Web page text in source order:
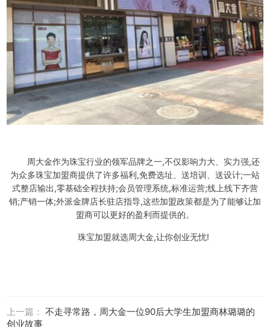
周大金作为珠宝行业的领军品牌之一,不仅影响力大、实力强,还
为众多珠宝加盟商提供了许多福利,免费选址、送培训、送设计;一站
式整店输出,零基础全程扶持;会员管理系统,标准运营;线上线下齐营
销;产销一体;外派金牌店长驻店指导,这些加盟政策都是为了能够让加
盟商可以更好的盈利而提供的。
珠宝加盟就选周大金,让你创业无忧!
上一篇： 不走寻常路，周大金一位90后大学生加盟商林璐璐的
创业故事